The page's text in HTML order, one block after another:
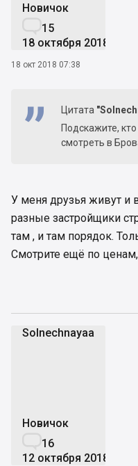
Новичок
15
18 октября 2018
18 окт 2018 07:38
Цитата
Подскажите,
смотреть в
У меня друзья живут и
разные застройщики
там , и там порядок.
Смотрите ещё по
Solnechnayaa
Новичок
16
12 октября 2018